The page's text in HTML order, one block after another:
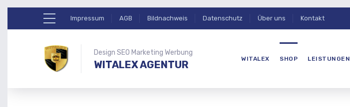
Impressum AGB Bildnachweis Datenschutz Über uns Kontakt
Design SEO Marketing Werbung
WITALEX AGENTUR WITALEX SHOP LEISTUNGEN